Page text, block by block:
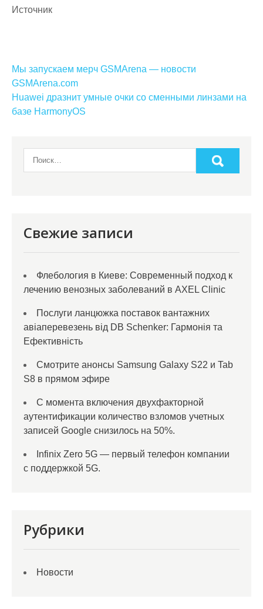
Источник
Навигация
по
записям
Мы запускаем мерч GSMArena — новости
GSMArena.com
Huawei дразнит умные очки со сменными линзами на
базе HarmonyOS
Свежие записи
Флебология в Киеве: Современный подход к
лечению венозных заболеваний в AXEL Clinic
Послуги ланцюжка поставок вантажних
авіаперевезень від DB Schenker: Гармонія та
Ефективність
Смотрите анонсы Samsung Galaxy S22 и Tab
S8 в прямом эфире
С момента включения двухфакторной
аутентификации количество взломов учетных
записей Google снизилось на 50%.
Infinix Zero 5G — первый телефон компании
с поддержкой 5G.
Рубрики
Новости